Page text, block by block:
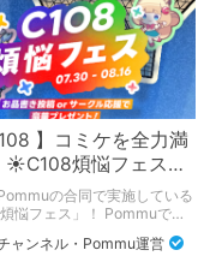
】コミケを全力満
煩悩フェス☀
版のご案内
の合同で実施している
煩悩フェス」！ Pommuでの
について、改めてこちらでも
たします！
ャンネル・Pommu運営